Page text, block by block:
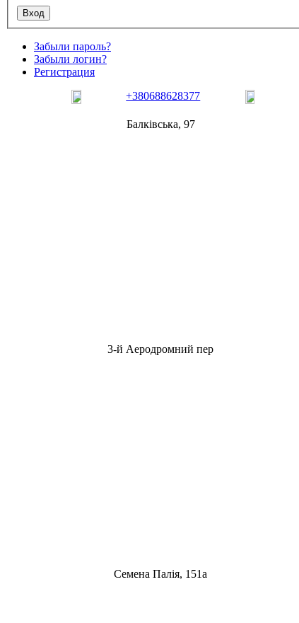
Забыли пароль?
Забыли логин?
Регистрация
+380688628377
Балківська, 97
3-й Аеродромний пер
Семена Палія, 151а